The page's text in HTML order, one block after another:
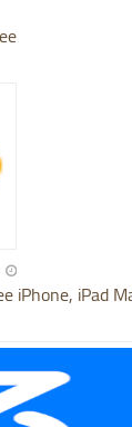
iPhone, iPad